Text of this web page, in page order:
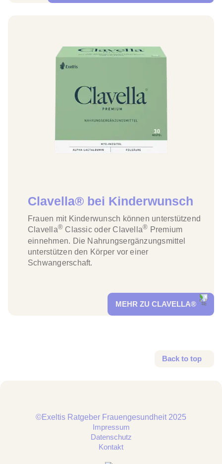
Clavella® bei Kinderwunsch
Frauen mit Kinderwunsch können unterstützend
Clavella® Classic oder Clavella® Premium
einnehmen. Die Nahrungsergänzungsmittel
unterstützen den Körper vor einer
Schwangerschaft.
MEHR ZU CLAVELLA®
Back to top
©Exeltis Ratgeber Frauengesundheit 2025
Impressum
Datenschutz
Kontakt